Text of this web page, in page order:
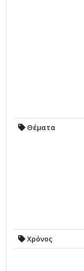
Θέματα
Χρόνος